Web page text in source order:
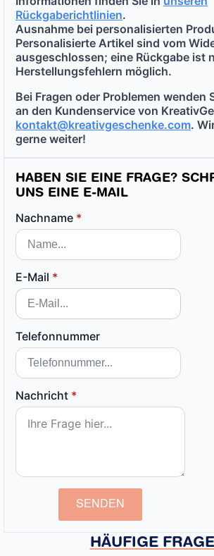
Rückgaberichtlinien.
Ausnahme bei personalisierten
Personalisierte Artikel sind vom
ausgeschlossen; eine Rückgabe ist
Herstellungsfehlern möglich.
Bei Fragen oder Problemen wenden
an den Kundenservice von
kontakt@kreativgeschenke.com.
gerne weiter!
HABEN SIE EINE FRAGE?
UNS EINE E-MAIL
Nachname *
E-Mail *
Telefonnummer
Nachricht *
SENDEN
HÄUFIGE